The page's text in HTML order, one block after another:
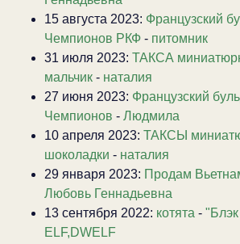
15 августа 2023: Французский
Чемпионов РКФ - питомник
31 июля 2023: ТАКСА
мальчик - наталия
27 июня 2023: Французский
Чемпионов - Людмила
10 апреля 2023: ТАКСЫ
шоколадки - наталия
29 января 2023: Продам
Любовь Геннадьевна
13 сентября 2022: котята -
ELF,DWELF